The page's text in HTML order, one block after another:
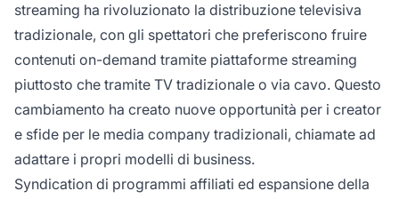
streaming ha rivoluzionato la distribuzione televisiva
tradizionale, con gli spettatori che preferiscono fruire
contenuti on-demand tramite piattaforme streaming
piuttosto che tramite TV tradizionale o via cavo. Questo
cambiamento ha creato nuove opportunità per i creator
e sfide per le media company tradizionali, chiamate ad
adattare i propri modelli di business.
Syndication di programmi affiliati ed espansione della